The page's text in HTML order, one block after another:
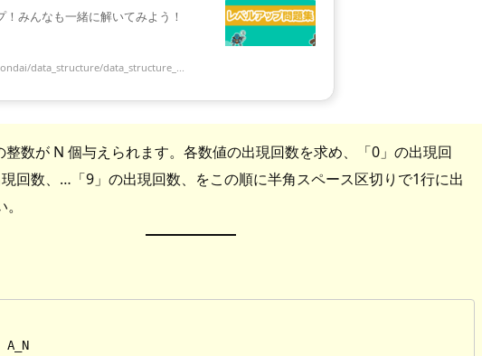
みんなも一緒に解いてみよう！
data_structure/data_structure_...
整数が N 個与えられます。各数値の出現回数を求め、「0」の出現回
回数、…「9」の出現回数、をこの順に半角スペース区切りで1行に出